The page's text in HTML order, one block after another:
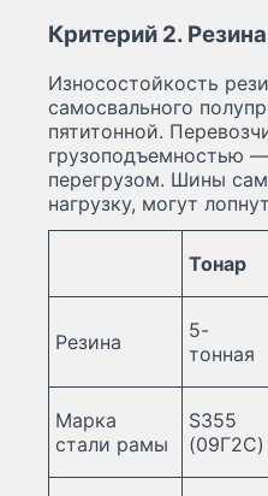
Критерий 2.
Износостойкость
самосвального
пятитонной.
грузоподъемностью
перегрузом. Шины
нагрузку, могут
Тонар
Резина
5-
тонная
Марка
стали рамы
S355
(09Г2С)